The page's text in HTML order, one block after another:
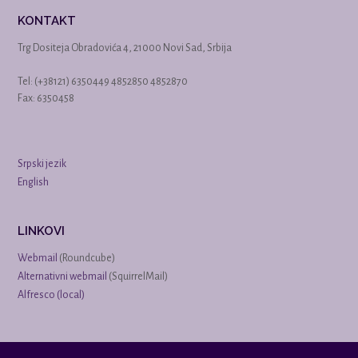
KONTAKT
Trg Dositeja Obradovića 4, 21000 Novi Sad, Srbija
Tel: (+38121) 6350449 4852850 4852870
Fax: 6350458
Srpski jezik
English
LINKOVI
Webmail (Roundcube)
Alternativni webmail (SquirrelMail)
Alfresco (local)